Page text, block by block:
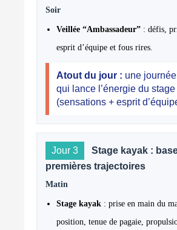
Soir
Veillée “Ambassadeur” : défis,
esprit d’équipe et fous rires.
Atout du jour : une journée
qui lance l’énergie du
(sensations + esprit
Jour 3
Stage kayak :
premières trajectoires
Matin
Stage kayak : prise en main du
position, tenue de pagaie,